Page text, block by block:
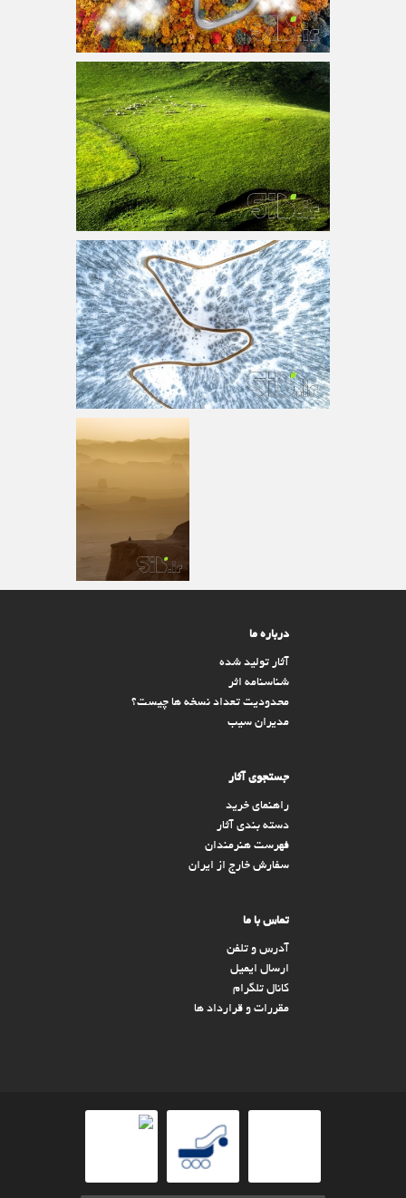
درباره ما
آثار تولید شده
شناسنامه اثر
محدودیت تعداد نسخه ها چیست؟
مدیران سیب
جستجوی آثار
راهنمای خرید
دسته بندی آثار
فهرست هنرمندان
سفارش خارج از ایران
تماس با ما
آدرس و تلفن
ارسال ایمیل
کانال تلگرام
مقررات و قرارداد ها